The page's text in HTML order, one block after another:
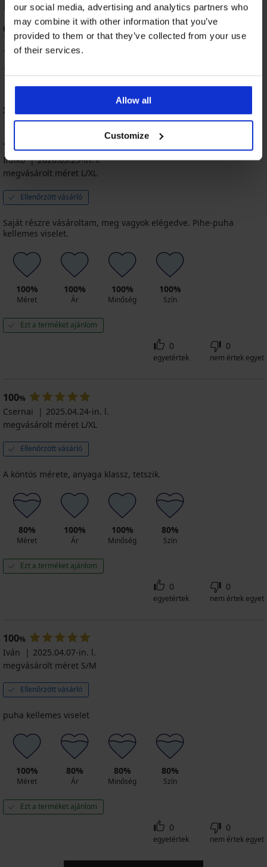
our social media, advertising and analytics partners who
may combine it with other information that you’ve
provided to them or that they’ve collected from your use
of their services.
Allow all
Customize
ÉRTÉKELÉSE
97%
15 vásárló értékelte a terméket
100% vásárló ajánlja a terméket
Sorrend
100
Ildikó
2026.03.25-in. l.
megvásárolt méret L/XL
Ellenőrzött vásárló
Saját részre vásároltam, meg vagyok elégedve. Pihe-puha
kellemes viselet.
100%
Méret
100%
Ár
100%
Minőség
100%
Szín
Ezt a terméket ajánlom
0
egyetértek
0
nem értek egyet
100%
Csernai
2025.04.24-in. l.
megvásárolt méret L/XL
Ellenőrzött vásárló
A köntös mérete, anyaga klassz, tetszik.
80%
Méret
100%
Ár
100%
Minőség
80%
Szín
Ezt a terméket ajánlom
0
egyetértek
0
nem értek egyet
100%
Iván
2025.04.07-in. l.
megvásárolt méret S/M
Ellenőrzött vásárló
puha kellemes viselet
100%
Méret
80%
Ár
80%
Minőség
80%
Szín
Ezt a terméket ajánlom
0
egyetértek
0
nem értek egyet